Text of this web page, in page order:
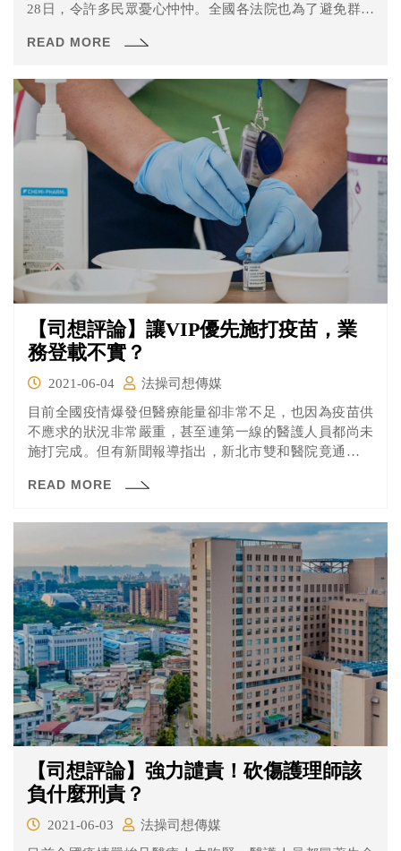
28日，令許多民眾憂心忡忡。全國各法院也為了避免群聚
長期無法審理也會造成人民的權益受到耽誤。
READ MORE
【司想評論】讓VIP優先施打疫苗，業
務登載不實？
2021-06-04
法操司想傳媒
目前全國疫情爆發但醫療能量卻非常不足，也因為疫苗供
不應求的狀況非常嚴重，甚至連第一線的醫護人員都尚未
施打完成。但有新聞報導指出，新北市雙和醫院竟通知醫
射，據傳基層人員還要聽從高層指令，在接種紀錄上替這
疑。另外，立委黃昭順日前也被爆料，在高雄義大醫院有
READ MORE
【司想評論】強力譴責！砍傷護理師該
負什麼刑責？
2021-06-03
法操司想傳媒